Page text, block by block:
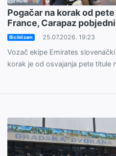
Pogačar na korak od
France, Carapaz
Biciklizam 25.07.2026. 19:23
Vozač ekipe Emirates
korak je od osvajanja pete titule